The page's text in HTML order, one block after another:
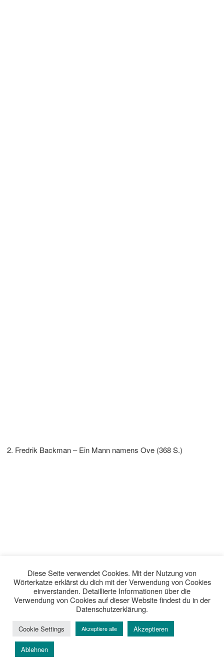
Fredrik Backman – Ein Mann namens Ove (368 S.)
Diese Seite verwendet Cookies. Mit der Nutzung von
Wörterkatze erklärst du dich mit der Verwendung von Cookies
einverstanden. Detaillierte Informationen über die
Verwendung von Cookies auf dieser Website findest du in der
Datenschutzerklärung.
Cookie Settings Akzeptiere alle Akzeptieren
Ablehnen